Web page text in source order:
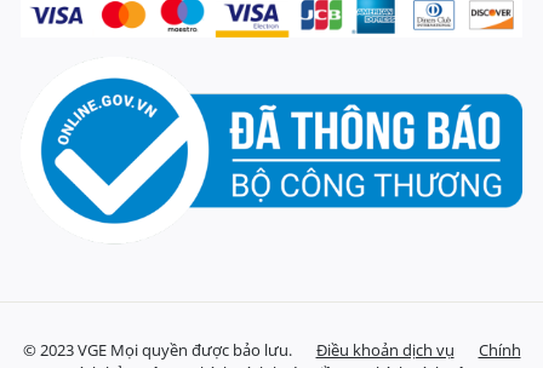
© 2023 VGE Mọi quyền được bảo lưu. Điều khoản dịch vụ
Chính